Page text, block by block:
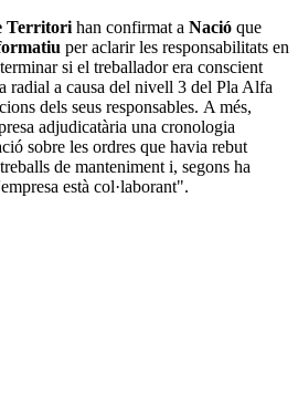
Territori han confirmat a Nació que
per aclarir les responsabilitats en
si el treballador era conscient
radial a causa del nivell 3 del Pla Alfa
dels seus responsables. A més,
adjudicatària una cronologia
sobre les ordres que havia rebut
de manteniment i, segons ha
està col·laborant".